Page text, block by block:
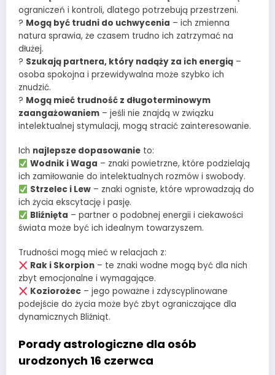
ograniczeń i kontroli, dlatego potrzebują przestrzeni.
? Mogą być trudni do uchwycenia – ich zmienna
natura sprawia, że czasem trudno ich zatrzymać na
dłużej.
? Szukają partnera, który nadąży za ich energią –
osoba spokojna i przewidywalna może szybko ich
znudzić.
? Mogą mieć trudność z długoterminowym
zaangażowaniem – jeśli nie znajdą w związku
intelektualnej stymulacji, mogą stracić zainteresowanie.
Ich najlepsze dopasowanie to:
Wodnik i Waga – znaki powietrzne, które podzielają
ich zamiłowanie do intelektualnych rozmów i swobody.
Strzelec i Lew – znaki ogniste, które wprowadzają do
ich życia ekscytację i pasję.
Bliźnięta – partner o podobnej energii i ciekawości
świata może być ich idealnym towarzyszem.
Trudności mogą mieć w relacjach z:
Rak i Skorpion – te znaki wodne mogą być dla nich
zbyt emocjonalne i wymagające.
Koziorożec – jego poważne i zdyscyplinowane
podejście do życia może być zbyt ograniczające dla
dynamicznych Bliźniąt.
Porady astrologiczne dla osób
urodzonych 16 czerwca